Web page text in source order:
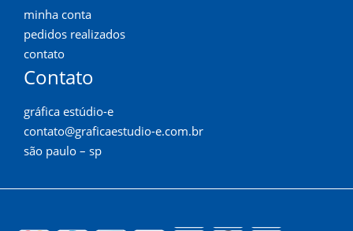
minha conta
pedidos realizados
contato
Contato
gráfica estúdio-e
contato@graficaestudio-e.com.br
são paulo – sp